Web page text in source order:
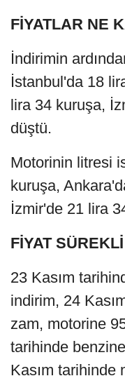
FİYATLAR NE
İndirimin
İstanbul'da 18
lira 34 kuruşa,
düştü.
Motorinin litresi
kuruşa,
İzmir'de 21 lira
FİYAT
23 Kasım
indirim, 24
zam, motorine
tarihinde
Kasım tarihinde